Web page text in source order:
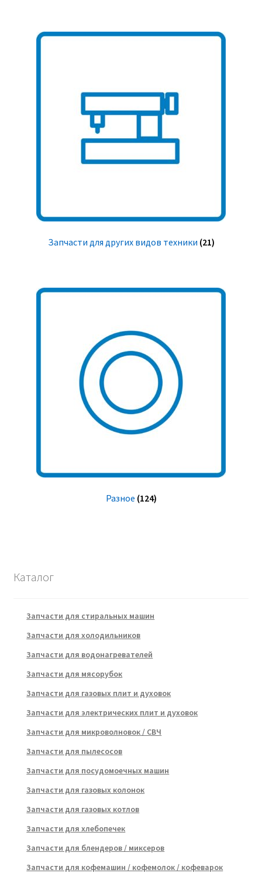
Запчасти для других видов техники (21)
Разное (124)
Каталог
Запчасти для стиральных машин
Запчасти для холодильников
Запчасти для водонагревателей
Запчасти для мясорубок
Запчасти для газовых плит и духовок
Запчасти для электрических плит и духовок
Запчасти для микроволновок / СВЧ
Запчасти для пылесосов
Запчасти для посудомоечных машин
Запчасти для газовых колонок
Запчасти для газовых котлов
Запчасти для хлебопечек
Запчасти для блендеров / миксеров
Запчасти для кофемашин / кофемолок / кофеварок